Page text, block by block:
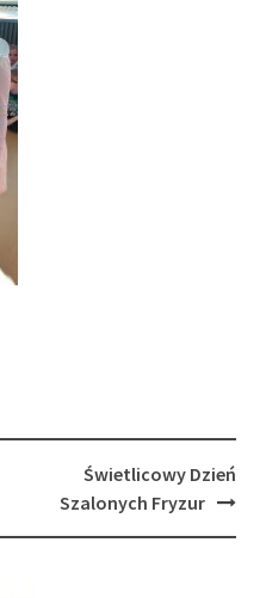
Świetlicowy Dzień
Szalonych Fryzur